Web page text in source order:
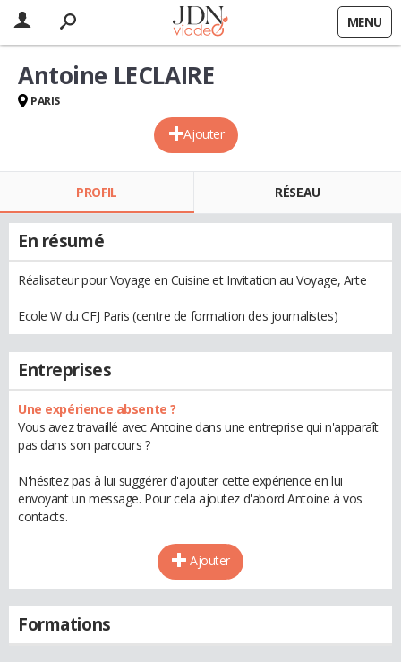
MENU
Ajouter
Antoine LECLAIRE
PARIS
PROFIL RÉSEAU
En résumé
Réalisateur pour Voyage en Cuisine et Invitation au Voyage, Arte
Ecole W du CFJ Paris (centre de formation des journalistes)
Entreprises
Une expérience absente ?
Vous avez travaillé avec Antoine dans une entreprise qui n'apparaît
pas dans son parcours ?
N'hésitez pas à lui suggérer d'ajouter cette expérience en lui
envoyant un message. Pour cela ajoutez d'abord Antoine à vos
contacts.
Ajouter
Formations